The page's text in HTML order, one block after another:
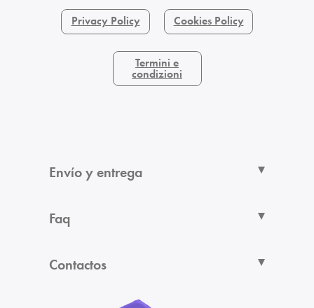
Privacy Policy Cookies Policy
Termini e
condizioni
Envío y entrega
Faq
Contactos